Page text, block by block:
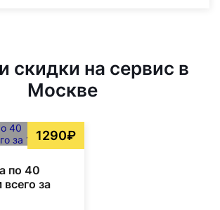
скидки на сервис в
Москве
1290₽
по 40
за